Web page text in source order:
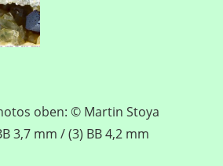
oben: © Martin Stoya
3,7 mm / (3) BB 4,2 mm